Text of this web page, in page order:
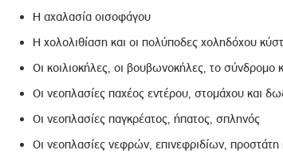
Η αχαλασία οισοφάγου
Η χολολιθίαση και οι πολύποδες χοληδόχου
Οι κοιλιοκήλες, οι βουβωνοκήλες, το
Οι νεοπλασίες παχέος εντέρου, στομάχου και
Οι νεοπλασίες παγκρέατος, ήπατος, σπληνός
Οι νεοπλασίες νεφρών, επινεφριδίων,